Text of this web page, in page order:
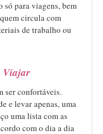
só para viagens, bem
circula com
de trabalho ou
Viajar
ser confortáveis.
e levar apenas, uma
uma lista com as
com o dia a dia